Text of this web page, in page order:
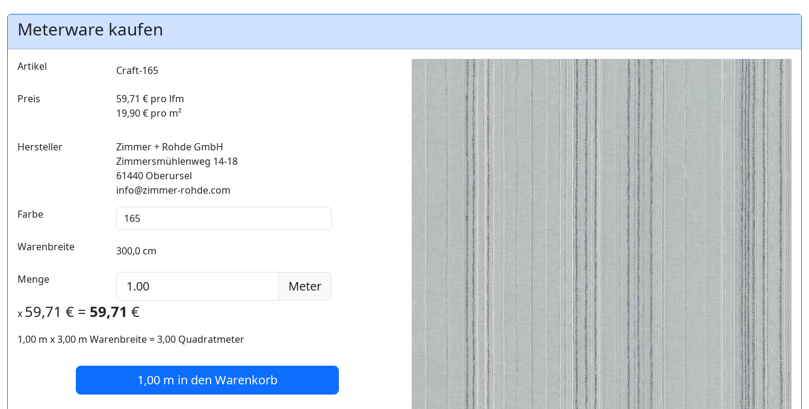
Meterware kaufen
Artikel Craft-165
Preis
59,71 € pro lfm
19,90 € pro m²
Hersteller
Zimmer + Rohde GmbH
Zimmersmühlenweg 14-18
61440 Oberursel
info@zimmer-rohde.com
Farbe
Warenbreite 300,0 cm
Menge Meter
x 59,71 € = 59,71 €
1,00 m x3,00 m Warenbreite =3,00 Quadratmeter
1,00 m in den Warenkorb